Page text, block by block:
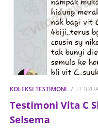
KOLEKSI TESTIMONI
Testimoni Vita C
Selsema